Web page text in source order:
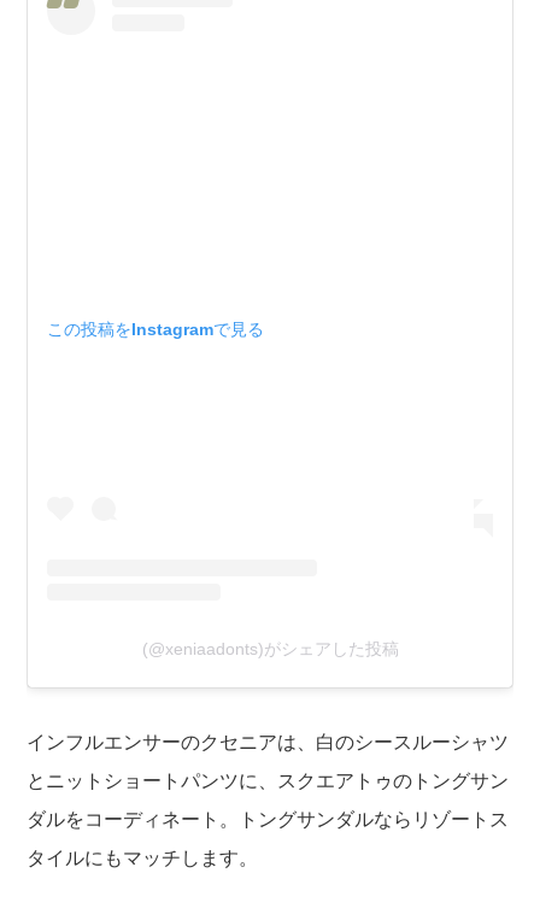
この投稿をInstagramで見る
(@xeniaadonts)がシェアした投稿
インフルエンサーのクセニアは、白のシースルーシャツ
とニットショートパンツに、スクエアトゥのトングサン
ダルをコーディネート。トングサンダルならリゾートス
タイルにもマッチします。